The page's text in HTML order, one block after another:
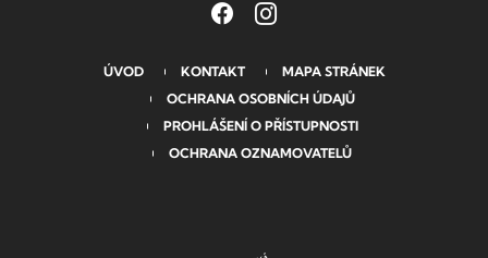
ÚVOD KONTAKT
MAPA STRÁNEK
OCHRANA OSOBNÍCH ÚDAJŮ
PROHLÁŠENÍ O PŘÍSTUPNOSTI
OCHRANA OZNAMOVATELŮ